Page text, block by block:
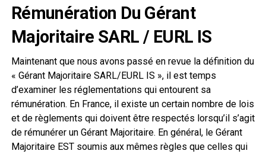
Rémunération Du Gérant
Majoritaire SARL / EURL IS
Maintenant que nous avons passé en revue la définition du
« Gérant Majoritaire SARL/EURL IS », il est temps
d’examiner les réglementations qui entourent sa
rémunération. En France, il existe un certain nombre de lois
et de règlements qui doivent être respectés lorsqu’il s’agit
de rémunérer un Gérant Majoritaire. En général, le Gérant
Majoritaire EST soumis aux mêmes règles que celles qui